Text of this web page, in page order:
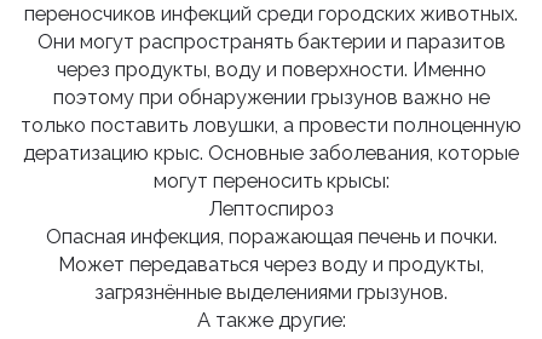
переносчиков инфекций среди городских животных.
Они могут распространять бактерии и паразитов
через продукты, воду и поверхности. Именно
поэтому при обнаружении грызунов важно не
только поставить ловушки, а провести полноценную
дератизацию крыс. Основные заболевания, которые
могут переносить крысы:
Лептоспироз
Опасная инфекция, поражающая печень и почки.
Может передаваться через воду и продукты,
загрязнённые выделениями грызунов.
А также другие: